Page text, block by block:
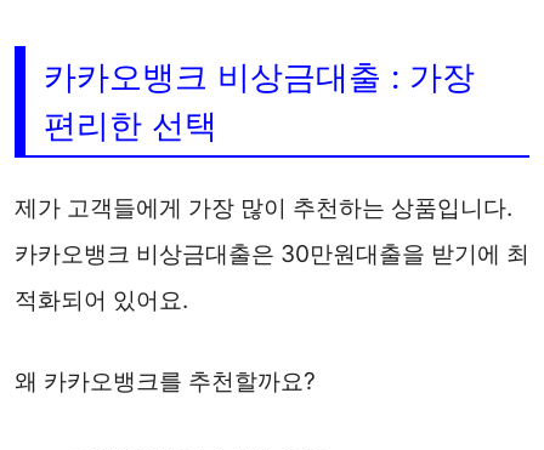
카카오뱅크 비상금대출 : 가장
편리한 선택
제가 고객들에게 가장 많이 추천하는 상품입니다.
카카오뱅크 비상금대출은 30만원대출을 받기에 최
적화되어 있어요.
왜 카카오뱅크를 추천할까요?